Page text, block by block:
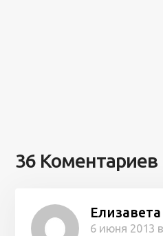
36 Коментариев
Елизавета
6 июня 2013